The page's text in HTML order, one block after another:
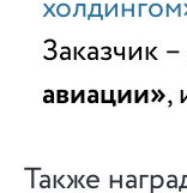
Заказчик –
авиации»,
Также